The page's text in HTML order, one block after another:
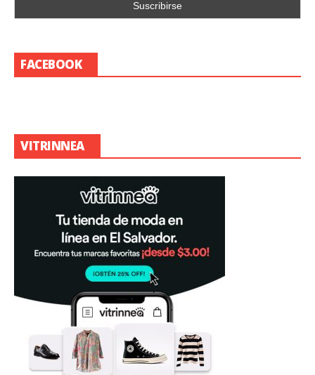
FACEBOOK
VITRINNEA